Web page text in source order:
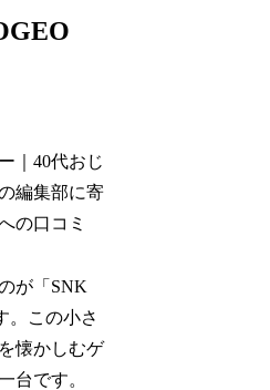
｜40代おじ
編集部に寄
の口コミ
が「SNK
。この小さ
懐かしむゲ
台です。